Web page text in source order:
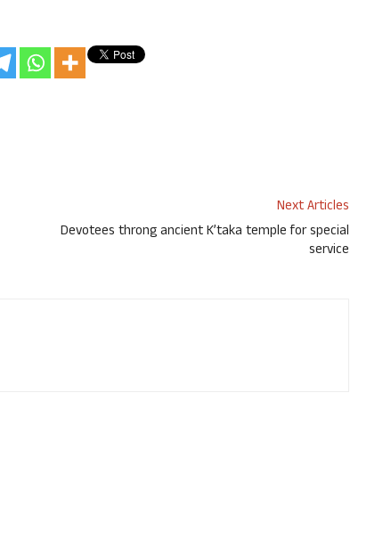
Next Articles
Devotees throng ancient K’taka temple for special
service